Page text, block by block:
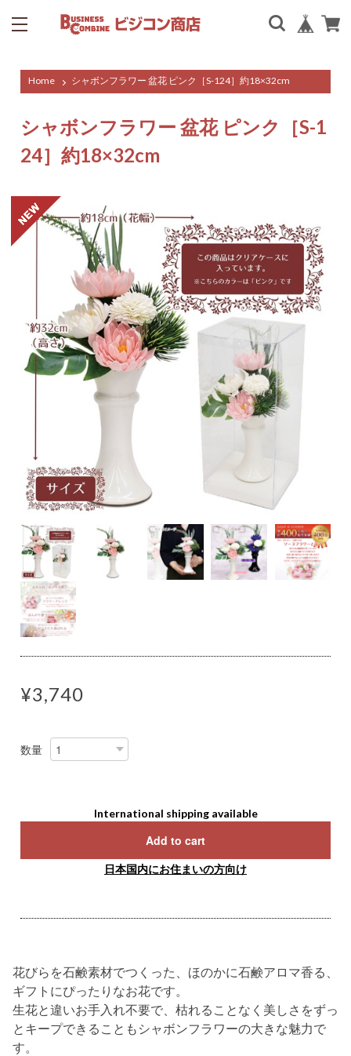
Home シャボンフラワー 盆花 ピンク［S-124］約18×32cm
シャボンフラワー 盆花 ピンク［S-1
24］約18×32cm
¥3,740
数量
International shipping available
Add to cart
日本国内にお住まいの方向け
花びらを石鹸素材でつくった、ほのかに石鹸アロマ香る、
ギフトにぴったりなお花です。
生花と違いお手入れ不要で、枯れることなく美しさをずっ
とキープできることもシャボンフラワーの大きな魅力で
す。